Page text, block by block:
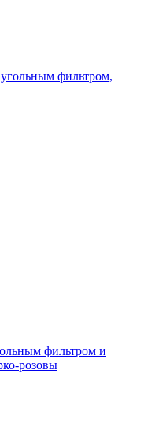
фильтром,
фильтром и
розовы